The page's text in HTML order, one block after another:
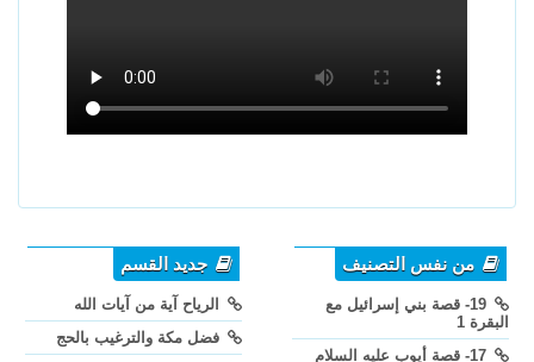
من نفس التصنيف
19- قصة بني إسرائيل مع
البقرة 1
جديد القسم
الرياح آية من آيات الله
فضل مكة والترغيب بالحج